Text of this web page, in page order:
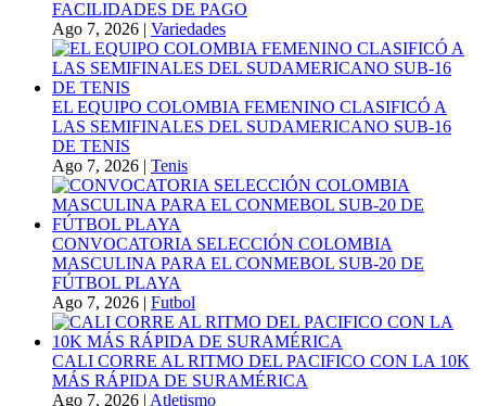
FACILIDADES DE PAGO
Ago 7, 2026 | Variedades
EL EQUIPO COLOMBIA FEMENINO CLASIFICÓ A
LAS SEMIFINALES DEL SUDAMERICANO SUB-16
DE TENIS
Ago 7, 2026 | Tenis
CONVOCATORIA SELECCIÓN COLOMBIA
MASCULINA PARA EL CONMEBOL SUB-20 DE
FÚTBOL PLAYA
Ago 7, 2026 | Futbol
CALI CORRE AL RITMO DEL PACIFICO CON LA 10K
MÁS RÁPIDA DE SURAMÉRICA
Ago 7, 2026 | Atletismo